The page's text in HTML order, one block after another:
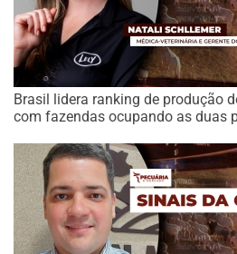
Brasil lidera ranking de produção
com fazendas ocupando as duas